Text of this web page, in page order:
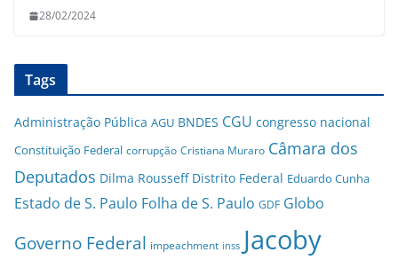
28/02/2024
Tags
Administração Pública AGU BNDES CGU congresso nacional
Constituição Federal corrupção Cristiana Muraro Câmara dos
Deputados Dilma Rousseff Distrito Federal Eduardo Cunha
Estado de S. Paulo Folha de S. Paulo GDF Globo
Governo Federal impeachment inss Jacoby